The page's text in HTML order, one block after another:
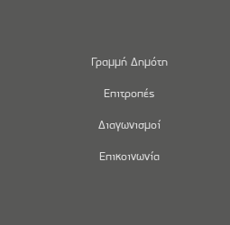
Γραμμή Δημότη
Επιτροπές
Διαγωνισμοί
Επικοινωνία